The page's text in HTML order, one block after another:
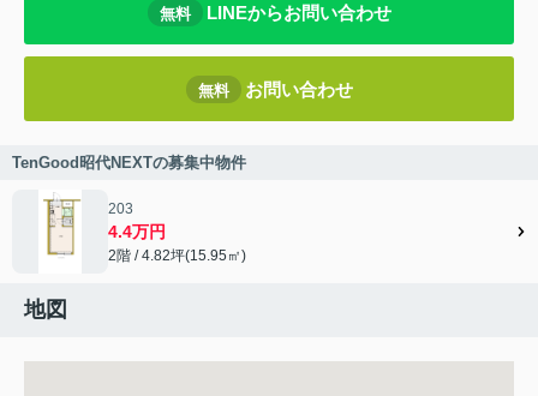
無料 LINEからお問い合わせ
無料 お問い合わせ
TenGood昭代NEXTの募集中物件
203
4.4万円
2階 / 4.82坪(15.95㎡)
地図